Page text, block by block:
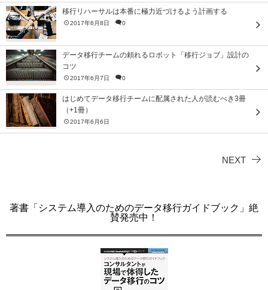
移行リハーサルは本番に極力近づけるよう計画する
2017年6月8日 0
データ移行チームの頼れるロボット「移行ジョブ」設計の
コツ
2017年6月7日 0
はじめてデータ移行チームに配属された人が読むべき3冊
（+1冊）
2017年6月6日
NEXT
著書「システム導入のためのデータ移行ガイドブック」絶
賛発売中！